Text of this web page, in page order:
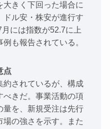
大きく下回った場合に
ドル安・株安が進行す
には指数が52.7に上
も報告されている。
点
約されているが、構成
べきだ。事業活動の項
量を、新規受注は先行
場の強さを示す。また